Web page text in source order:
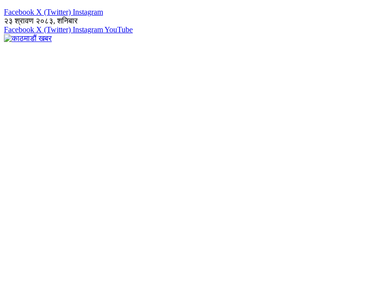
Facebook X (Twitter) Instagram
२३ श्रावण २०८३, शनिबार
Facebook X (Twitter) InstagramYouTube